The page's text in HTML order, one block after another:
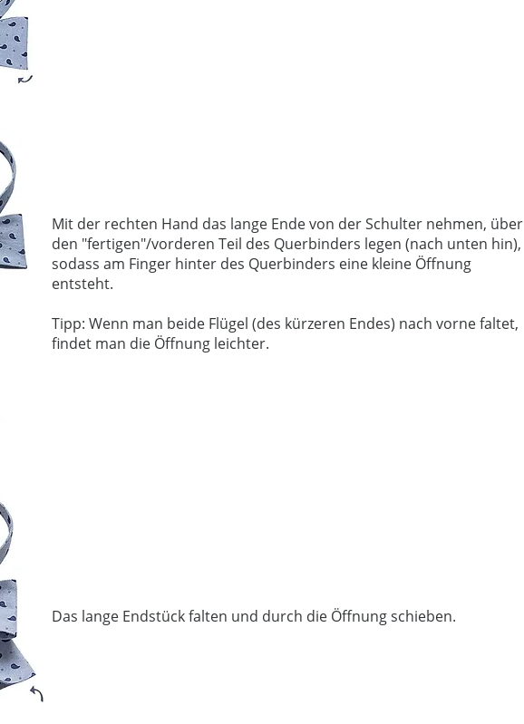
Mit der rechten Hand das lange Ende von der Schulter nehmen, über
den "fertigen"/vorderen Teil des Querbinders legen (nach unten hin),
sodass am Finger hinter des Querbinders eine kleine Öffnung
entsteht.
Tipp: Wenn man beide Flügel (des kürzeren Endes) nach vorne faltet,
findet man die Öffnung leichter.
Das lange Endstück falten und durch die Öffnung schieben.